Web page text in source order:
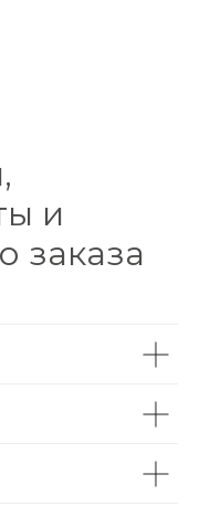
и
заказа